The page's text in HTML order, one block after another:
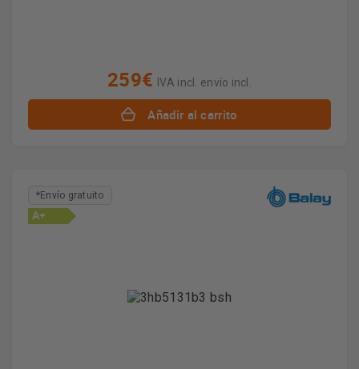
259€ IVA incl. envío incl.
Añadir al carrito
*Envío gratuito
A+